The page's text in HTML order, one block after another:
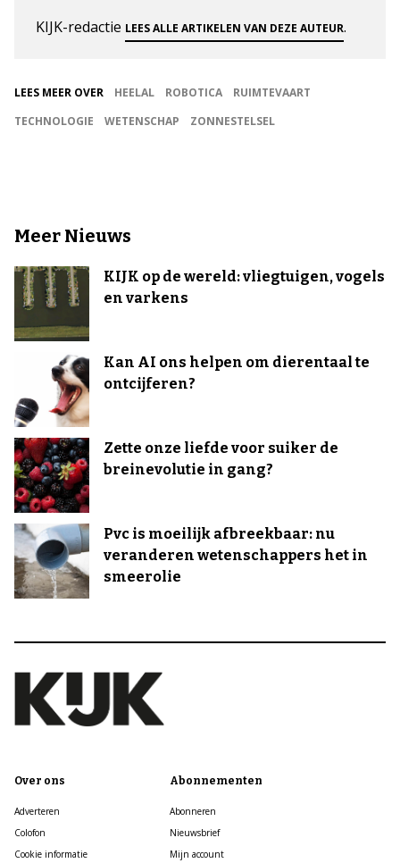
KIJK-redactie LEES ALLE ARTIKELEN VAN DEZE AUTEUR.
LEES MEER OVER HEELAL ROBOTICA
RUIMTEVAART
TECHNOLOGIE
WETENSCHAP ZONNESTELSEL
Meer Nieuws
KIJK op de wereld: vliegtuigen, vogels
en varkens
Kan AI ons helpen om dierentaal te
ontcijferen?
Zette onze liefde voor suiker de
breinevolutie in gang?
Pvc is moeilijk afbreekbaar: nu
veranderen wetenschappers het in
smeerolie
Over ons
Adverteren
Colofon
Cookie informatie
Abonnementen
Abonneren
Nieuwsbrief
Mijn account